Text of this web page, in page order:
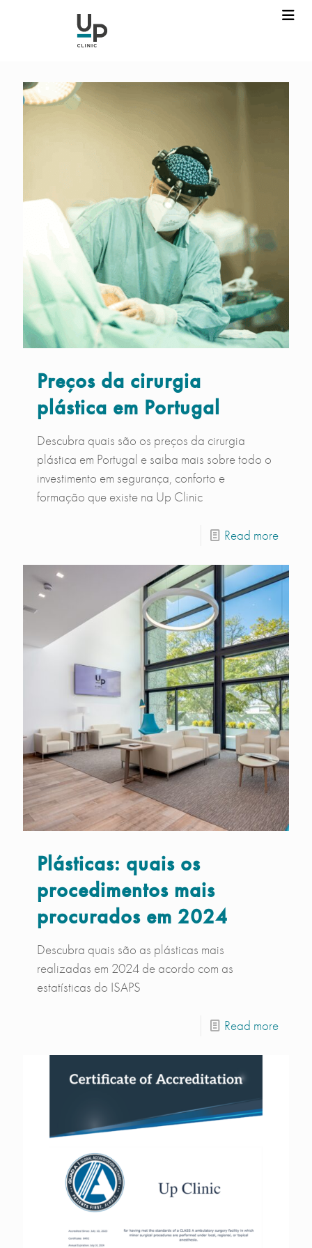
Preços da cirurgia
plástica em Portugal
Descubra quais são os preços da cirurgia
plástica em Portugal e saiba mais sobre todo o
investimento em segurança, conforto e
formação que existe na Up Clinic
Read more
Plásticas: quais os
procedimentos mais
procurados em 2024
Descubra quais são as plásticas mais
realizadas em 2024 de acordo com as
estatísticas do ISAPS
Read more